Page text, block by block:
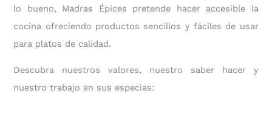
lo bueno, Madras Épices pretende hacer accesible la
cocina ofreciendo productos sencillos y fáciles de usar
para platos de calidad.
Descubra nuestros valores, nuestro saber hacer y
nuestro trabajo en sus especias: